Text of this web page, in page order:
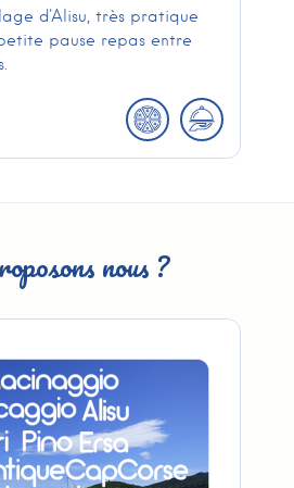
d'Alisu, très pratique
pause repas entre
nous ?